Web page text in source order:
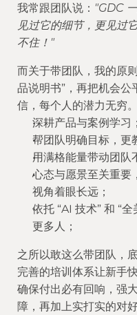
我常跟团队说： "GDC
见过它的细节，更见过
不住！"
而关于带团队，我的原
品说明书”，再把机会
信，每个人的潜力无穷。
深耕产品与案例学习；
帮团队明确目标，更
用满格能量带动团队
心态与愿景至关重要
视角着眼长远；
依托 “AI 技术” 和 “
更多人；
之所以敢这么带团队，
完善的培训体系让新手
确保付出必有回响，强
障，再加上实打实的对